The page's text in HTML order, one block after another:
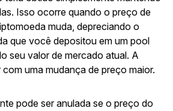
Isso ocorre quando o preço de
muda, depreciando o
que você depositou em um pool
seu valor de mercado atual. A
uma mudança de preço maior.
pode ser anulada se o preço do